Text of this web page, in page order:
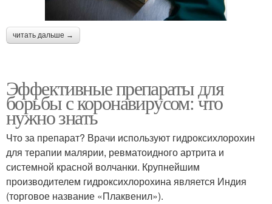
читать дальше →
Эффективные препараты для
борьбы с коронавирусом: что
нужно знать
Что за препарат? Врачи используют гидроксихлорохин
для терапии малярии, ревматоидного артрита и
системной красной волчанки. Крупнейшим
производителем гидроксихлорохина является Индия
(торговое название «Плаквенил»).